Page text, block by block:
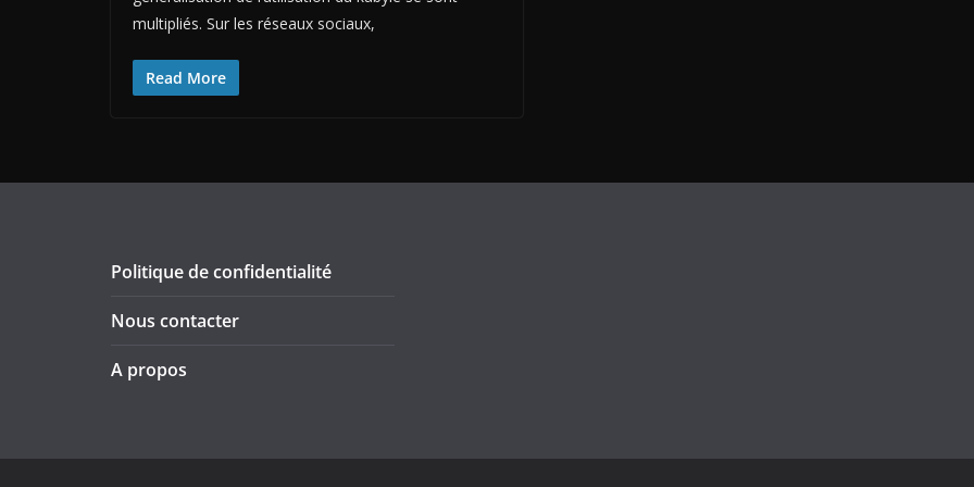
multipliés. Sur les réseaux sociaux,
Read More
Politique de confidentialité
Nous contacter
A propos